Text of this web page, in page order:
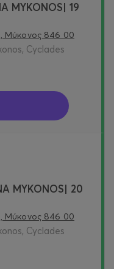
MYKONOS| 19
Μύκονος 846 00
Cyclades
MYKONOS| 20
Μύκονος 846 00
Cyclades